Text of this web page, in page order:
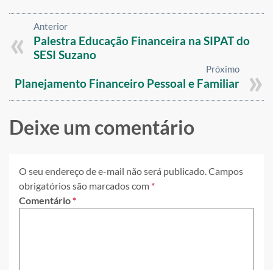
Anterior
Palestra Educação Financeira na SIPAT do
SESI Suzano
Próximo
Planejamento Financeiro Pessoal e Familiar
Deixe um comentário
O seu endereço de e-mail não será publicado.Campos
obrigatórios são marcados com *
Comentário*